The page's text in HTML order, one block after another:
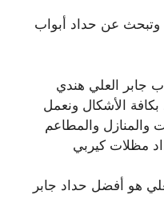
عن حداد أبواب
جابر العلي هندي
الأشكال ونعمل
والمنازل والمطاعم
مظلات كيربي
هو أفضل حداد جابر